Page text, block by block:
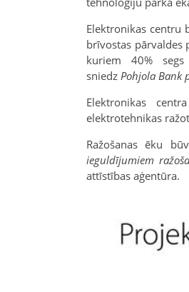
Elektronikas centru
brīvostas pārvaldes
kuriem 40% segs
sniedz Pohjola Bank
Elektronikas
elektrotehnikas
Ražošanas ēku
ieguldījumiem
attīstības aģentūra.